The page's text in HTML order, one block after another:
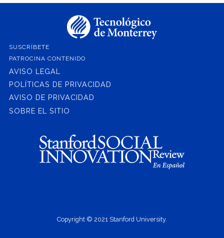
SUSCRÍBETE
PATROCINA CONTENIDO
AVISO LEGAL
POLÍTICAS DE PRIVACIDAD
AVISO DE PRIVACIDAD
SOBRE EL SITIO
Copyright © 2021 Stanford University.